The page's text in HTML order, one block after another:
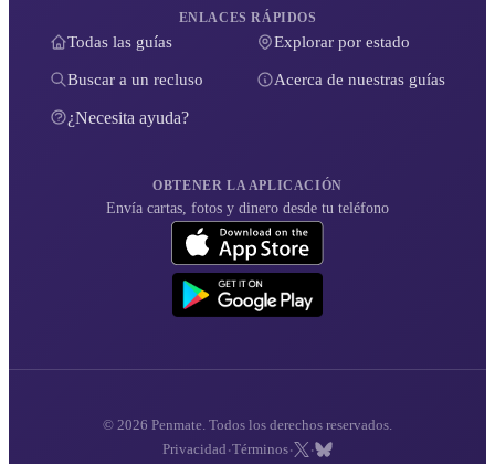
ENLACES RÁPIDOS
Todas las guías Explorar por estado
Buscar a un recluso Acerca de nuestras guías
¿Necesita ayuda?
OBTENER LA APLICACIÓN
Envía cartas, fotos y dinero desde tu teléfono
© 2026 Penmate. Todos los derechos reservados.
Privacidad ·Términos· ·